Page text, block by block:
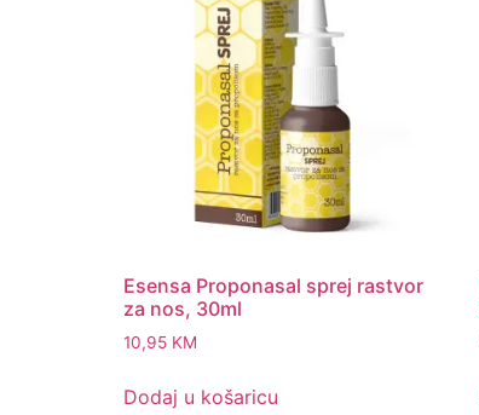
Esensa Proponasal sprej rastvor
za nos, 30ml
10,95 KM
Dodaj u košaricu